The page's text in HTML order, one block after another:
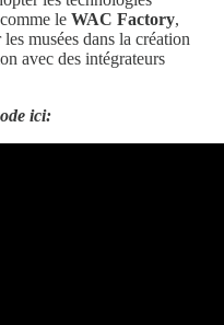
le WAC Factory,
musées dans la création
avec des intégrateurs
ici: